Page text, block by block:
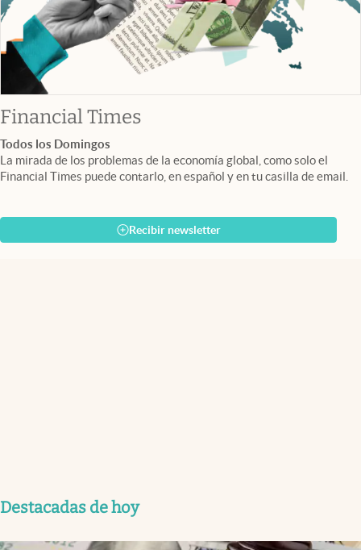
Financial Timesabre en nueva pestaña
Todos los Domingos
La mirada de los problemas de la economía global, como solo el
Financial Times puede contarlo, en español y en tu casilla de email.
Recibir newsletter
Destacadas de hoy